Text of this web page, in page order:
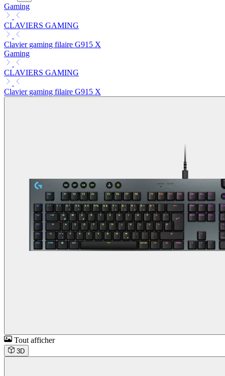
Gaming
CLAVIERS GAMING
Clavier gaming filaire G915 X
Gaming
CLAVIERS GAMING
Clavier gaming filaire G915 X
Tout afficher
3D